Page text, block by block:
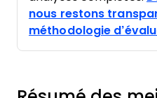
nous restons
méthodologie